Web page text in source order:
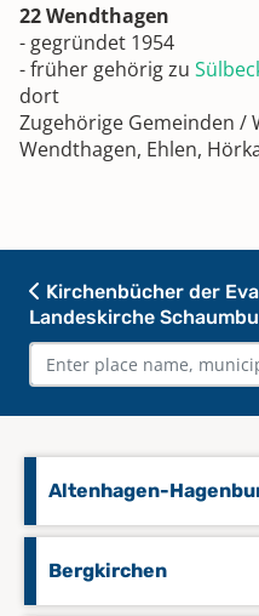
Kirchenbücher der
Landeskirche
Altenhagen-
Bergkirchen
22 Wendthagen
- gegründet 1954
- früher gehörig zu
dort
Zugehörige Gemeinden /
Wendthagen, Ehlen,